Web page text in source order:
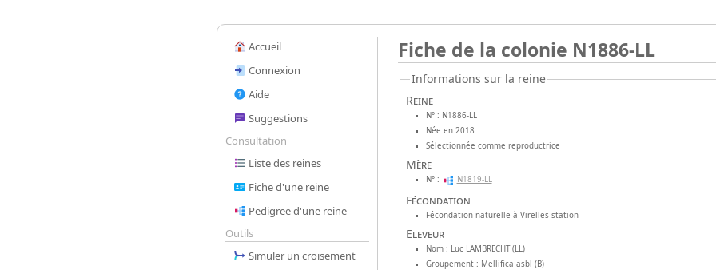
Accueil
Connexion
Aide
Suggestions
Consultation
Liste des reines
Fiche d'une reine
Pedigree d'une reine
Outils
Simuler un croisement
Fiche de la colonie N1886-LL
Informations sur la reine
Reine
N° : N1886-LL
Née en 2018
Sélectionnée comme reproductrice
Mère
N° : N1819-LL
Fécondation
Fécondation naturelle à Virelles-station
Eleveur
Nom : Luc LAMBRECHT (LL)
Groupement : Mellifica asbl (B)